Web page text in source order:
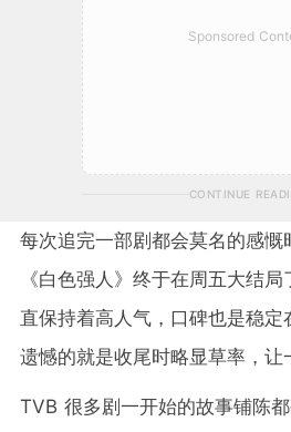
Sponsored
CONTINUE
每次追完一部剧都会莫名的感慨
《白色强人》终于在周五大结
直保持着高人气，口碑也是稳
遗憾的就是收尾时略显草率，让
TVB 很多剧一开始的故事铺陈